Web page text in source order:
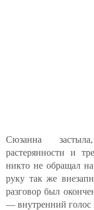
Сюзанна
растерянности и
никто не обращал
руку так же
разговор был
— внутренний голос